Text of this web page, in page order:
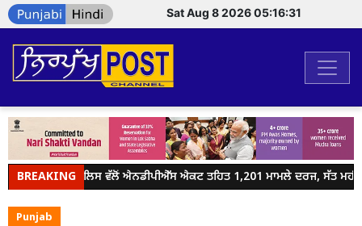
Sat Aug 8 2026 05:16:31
BREAKING
ਜਲੰਧਰ ਪੁਲਿਸ ਵੱਲੋਂ ਐਨਡੀਪੀਐੱਸ ਐਕਟ ਤਹਿਤ 1,201 ਮਾਮਲੇ ਦਰਜ, ਸੱਤ
Punjab